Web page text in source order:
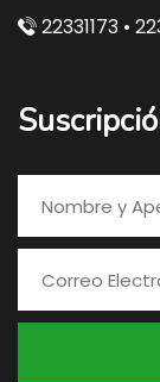
22331173 •